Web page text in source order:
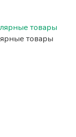
товары